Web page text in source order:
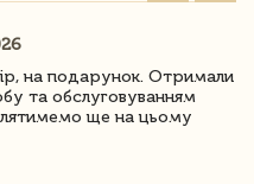
на подарунок. Отримали
та обслуговуванням
ще на цьому